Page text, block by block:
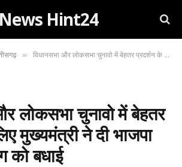
News Hint24
» विधानसभा और लोकसभा चुनावो में बेहतर प्रदर्शन के लिए मुख्यमंत्री ने दी भाजपा मीडिया विभाग को बधाई
लोकसभा चुनावो में बेहतर
मुख्यमंत्री ने दी भाजपा
को बधाई